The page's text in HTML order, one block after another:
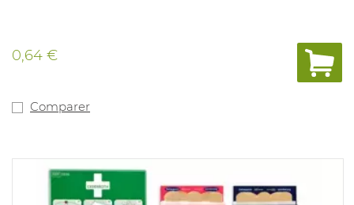
0,64 €
Comparer